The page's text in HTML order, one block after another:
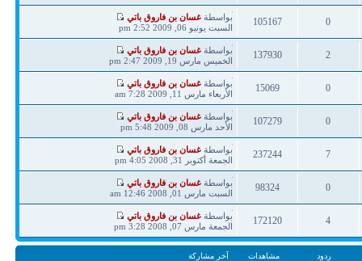
0
ردود
105167
مشاهدات
آخر
مشاركة
بواسطةغسان بن فاروق باتي
السبت يونيو 06, 2009 2:52 pm
2
137930
آخر
مشاركة
بواسطةغسان بن فاروق باتي
الخميس مارس 19, 2009 2:47 pm
0
ردود
15069
مشاهدات
آخر
مشاركة
بواسطةغسان بن فاروق باتي
الأربعاء مارس 11, 2009 7:28 am
0
107279
آخر
مشاركة
بواسطةغسان بن فاروق باتي
الأحد مارس 08, 2009 5:48 pm
7
ردود
237244
مشاهدات
آخر
مشاركة
بواسطةغسان بن فاروق باتي
الجمعة أكتوبر 31, 2008 4:05 pm
0
98324
آخر
مشاركة
بواسطةغسان بن فاروق باتي
السبت مارس 01, 2008 12:46 am
4
ردود
172120
مشاهدات
آخر
مشاركة
بواسطةغسان بن فاروق باتي
الجمعة مارس 07, 2008 3:28 pm
ردود مشاهدات آخر مشاركة